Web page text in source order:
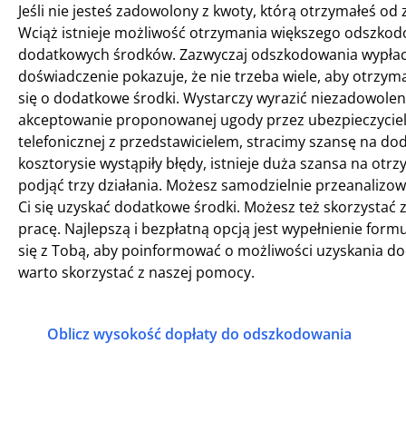
Jeśli nie jesteś zadowolony z kwoty, którą otrzymałeś
Wciąż istnieje możliwość otrzymania większego
dodatkowych środków. Zazwyczaj odszkodowania
doświadczenie pokazuje, że nie trzeba wiele, aby
się o dodatkowe środki. Wystarczy wyrazić
akceptowanie proponowanej ugody przez
telefonicznej z przedstawicielem, stracimy szansę na
kosztorysie wystąpiły błędy, istnieje duża szansa na
podjąć trzy działania. Możesz samodzielnie
Ci się uzyskać dodatkowe środki. Możesz też
pracę. Najlepszą i bezpłatną opcją jest wypełnienie
się z Tobą, aby poinformować o możliwości uzyskania
warto skorzystać z naszej pomocy.
Oblicz wysokość dopłaty do odszkodowania